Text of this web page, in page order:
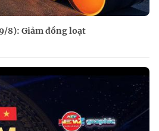
8): Giảm đồng loạt